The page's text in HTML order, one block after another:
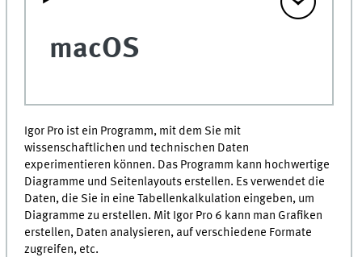
macOS
Igor Pro ist ein Programm, mit dem Sie mit
wissenschaftlichen und technischen Daten
experimentieren können. Das Programm kann hochwertige
Diagramme und Seitenlayouts erstellen. Es verwendet die
Daten, die Sie in eine Tabellenkalkulation eingeben, um
Diagramme zu erstellen. Mit Igor Pro 6 kann man Grafiken
erstellen, Daten analysieren, auf verschiedene Formate
zugreifen, etc.